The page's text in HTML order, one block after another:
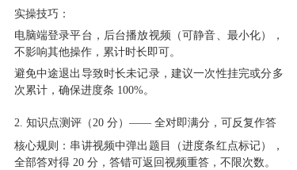
实操技巧：
电脑端登录平台，后台播放视频（可静音、最小化），
不影响其他操作，累计时长即可。
避免中途退出导致时长未记录，建议一次性挂完或分多
次累计，确保进度条 100%。
2. 知识点测评（20 分）—— 全对即满分，可反复作答
核心规则：串讲视频中弹出题目（进度条红点标记），
全部答对得 20 分，答错可返回视频重答，不限次数。